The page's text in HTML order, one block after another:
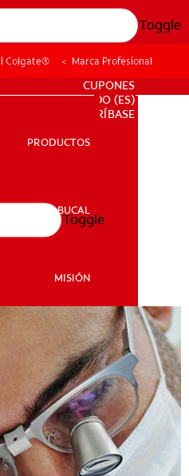
Toggle
SALUD BUCAL
MISIÓN
CHEQUEO DE SALUD BUCAL
SELECCIÓN DE PRODUCTOS
PARA PROFESIONALES
PARA PROFESIONALES
CUPONES
DO (ES)
SUSCRÍBASE
PRODUCTOS
SALUD BUCAL
MISIÓN
DE SALUD BUCAL
DE PRODUCTOS
Toggle
| Colgate® Marca Profesional